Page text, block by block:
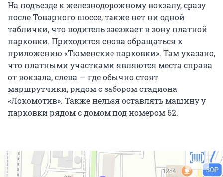
На подъезде к железнодорожному вокзалу, сразу
после Товарного шоссе, также нет ни одной
таблички, что водитель заезжает в зону платной
парковки. Приходится снова обращаться к
приложению «Тюменские парковки». Там указано,
что платными участками являются места справа
от вокзала, слева — где обычно стоят
маршрутчики, рядом с забором стадиона
«Локомотив». Также нельзя оставлять машину у
парковки рядом с домом под номером 62.